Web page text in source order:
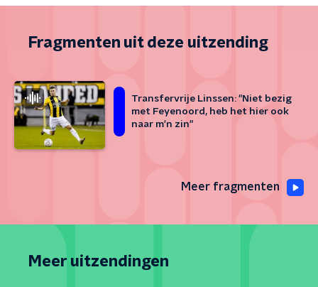
Fragmenten uit deze uitzending
Transfervrije Linssen: "Niet bezig
met Feyenoord, heb het hier ook
naar m'n zin"
Meer fragmenten
Meer uitzendingen